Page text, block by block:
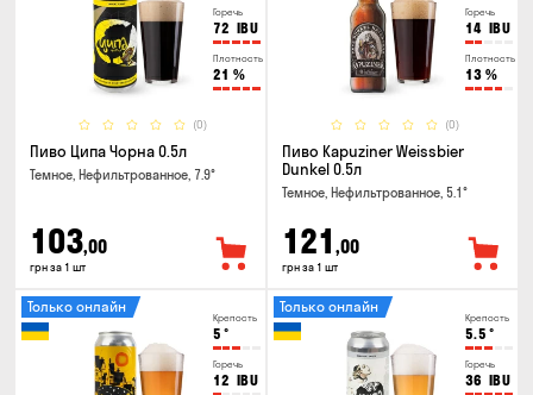
Горечь
72 IBU
Плотность
21 %
(0)
Пиво Ципа Чорна 0.5л
Темное, Нефильтрованное, 7.9°
103,00
грн за 1 шт
Горечь
14 IBU
Плотность
13 %
(0)
Пиво Kapuziner Weissbier
Dunkel 0.5л
Темное, Нефильтрованное, 5.1°
121 ,00
грн за 1 шт
Крепость
5 °
Горечь
12 IBU
Только онлайн
Крепость
5.5 °
Горечь
36 IBU
Только онлайн